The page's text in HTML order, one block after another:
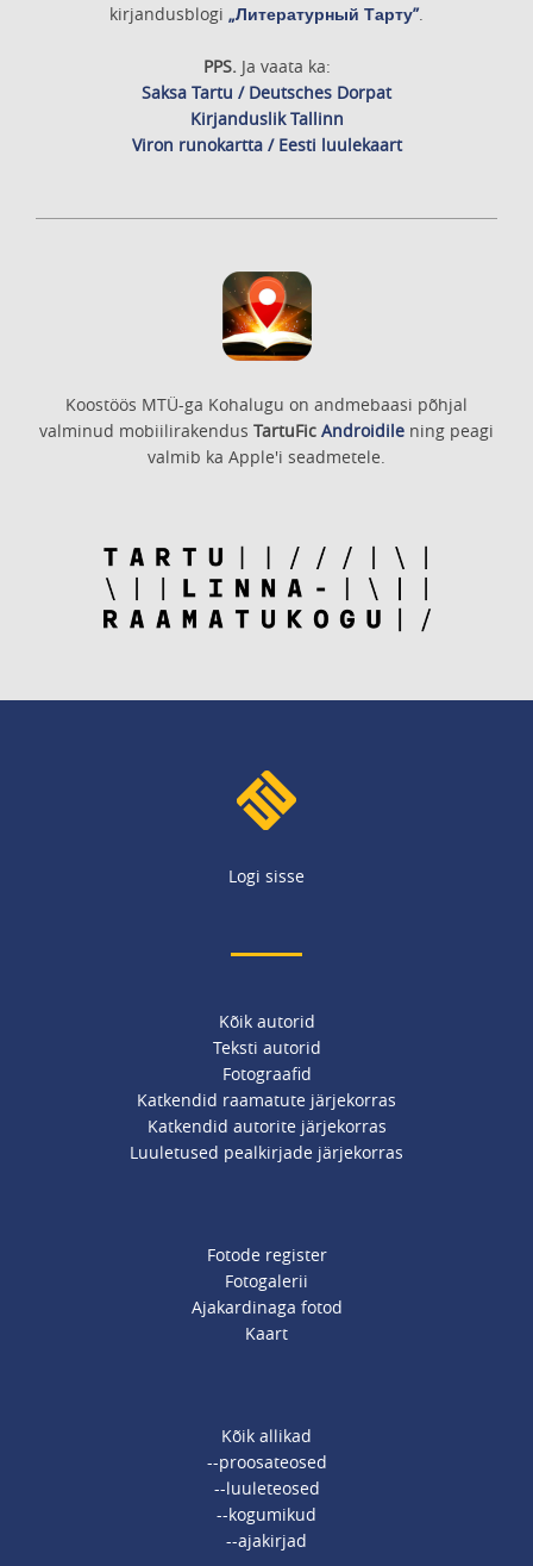
kirjandusblogi „Литературный Тарту”.
PPS. Ja vaata ka:
Saksa Tartu / Deutsches Dorpat
Kirjanduslik Tallinn
Viron runokartta / Eesti luulekaart
Koostöös MTÜ-ga Kohalugu on andmebaasi põhjal
valminud mobiilirakendus TartuFic Androidile ning peagi
valmib ka Apple'i seadmetele.
Logi sisse
Kõik autorid
Teksti autorid
Fotograafid
Katkendid raamatute järjekorras
Katkendid autorite järjekorras
Luuletused pealkirjade järjekorras
Fotode register
Fotogalerii
Ajakardinaga fotod
Kaart
Kõik allikad
--proosateosed
--luuleteosed
--kogumikud
--ajakirjad